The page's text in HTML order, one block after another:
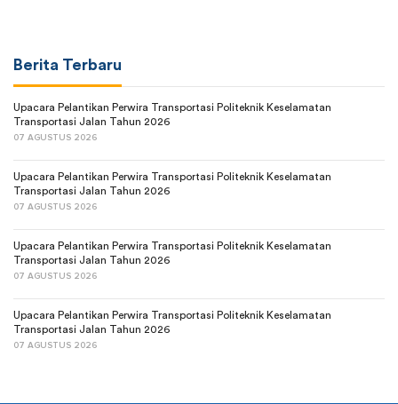
Berita Terbaru
Upacara Pelantikan Perwira Transportasi Politeknik Keselamatan
Transportasi Jalan Tahun 2026
07 AGUSTUS 2026
Upacara Pelantikan Perwira Transportasi Politeknik Keselamatan
Transportasi Jalan Tahun 2026
07 AGUSTUS 2026
Upacara Pelantikan Perwira Transportasi Politeknik Keselamatan
Transportasi Jalan Tahun 2026
07 AGUSTUS 2026
Upacara Pelantikan Perwira Transportasi Politeknik Keselamatan
Transportasi Jalan Tahun 2026
07 AGUSTUS 2026